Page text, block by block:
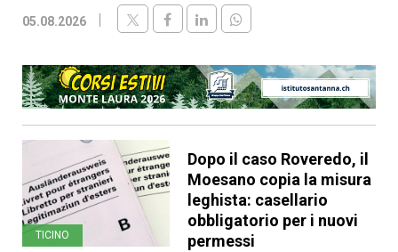
05.08.2026
TICINO
Dopo il caso Roveredo, il
Moesano copia la misura
leghista: casellario
obbligatorio per i nuovi
permessi